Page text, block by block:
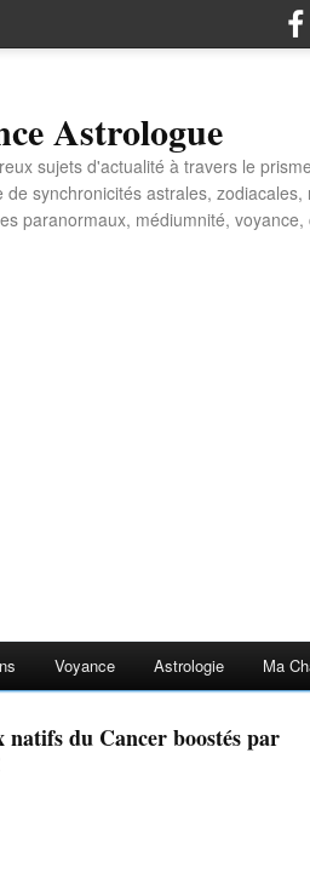
Astrologue
sujets d'actualité à travers le
synchronicités astrales,
paranormaux, médiumnité,
Voyance Astrologie Ma
du Cancer boostés par